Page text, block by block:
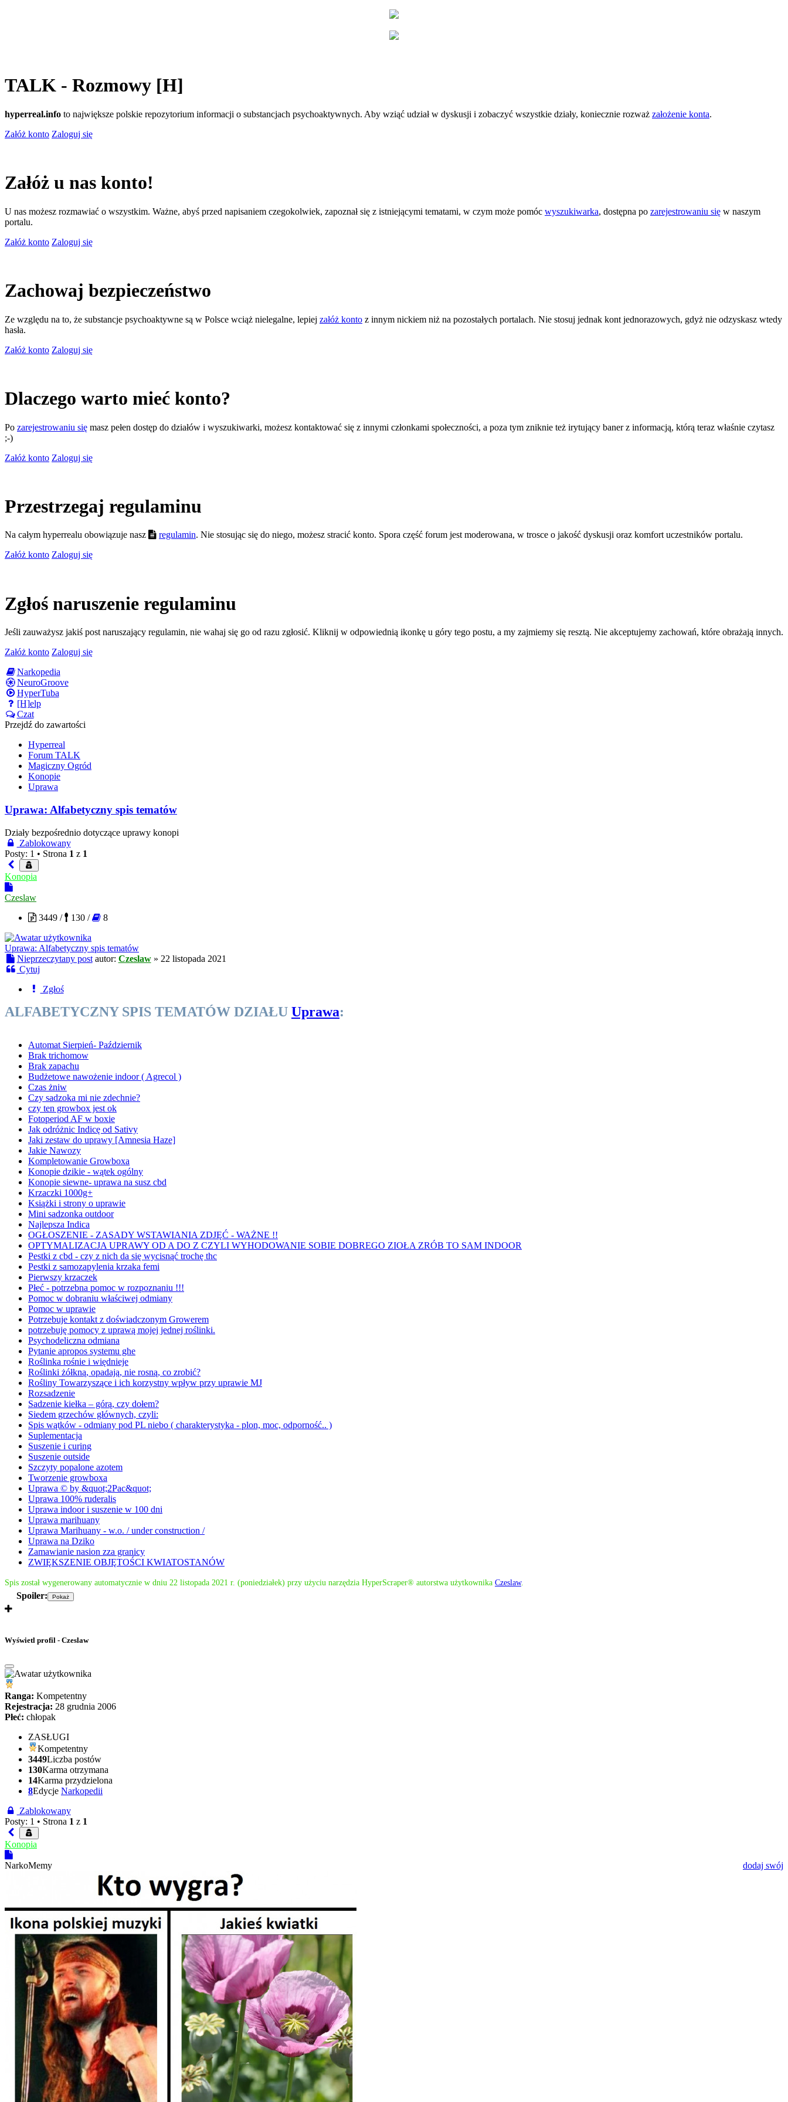
TALK - Rozmowy [H]
hyperreal.info to największe polskie repozytorium informacji o substancjach psychoaktywnych. Aby wziąć udział w dyskusji i zobaczyć wszystkie działy, koniecznie rozważ założenie konta.
Załóż konto Zaloguj się
Załóż u nas konto!
U nas możesz rozmawiać o wszystkim. Ważne, abyś przed napisaniem czegokolwiek, zapoznał się z istniejącymi tematami, w czym może pomóc wyszukiwarka, dostępna po zarejestrowaniu się w naszym
portalu.
Załóż konto Zaloguj się
Zachowaj bezpieczeństwo
Ze względu na to, że substancje psychoaktywne są w Polsce wciąż nielegalne, lepiej załóż konto z innym nickiem niż na pozostałych portalach. Nie stosuj jednak kont jednorazowych, gdyż nie odzyskasz wtedy
hasła.
Załóż konto Zaloguj się
Dlaczego warto mieć konto?
Po zarejestrowaniu się masz pełen dostęp do działów i wyszukiwarki, możesz kontaktować się z innymi członkami społeczności, a poza tym zniknie też irytujący baner z informacją, którą teraz właśnie czytasz
;-)
Załóż konto Zaloguj się
Przestrzegaj regulaminu
Na całym hyperrealu obowiązuje nasz regulamin. Nie stosując się do niego, możesz stracić konto. Spora część forum jest moderowana, w trosce o jakość dyskusji oraz komfort uczestników portalu.
Załóż konto Zaloguj się
Zgłoś naruszenie regulaminu
Jeśli zauważysz jakiś post naruszający regulamin, nie wahaj się go od razu zgłosić. Kliknij w odpowiednią ikonkę u góry tego postu, a my zajmiemy się resztą. Nie akceptujemy zachowań, które obrażają innych.
Załóż konto Zaloguj się
Narkopedia
NeuroGroove
HyperTuba
[H]elp
Czat
Przejdź do zawartości
Hyperreal
Forum TALK
Magiczny Ogród
Konopie
Uprawa
Uprawa: Alfabetyczny spis tematów
Działy bezpośrednio dotyczące uprawy konopi
Zablokowany
Posty: 1 • Strona 1 z 1
Konopia
Czeslaw
3449 /
130 / 8
Uprawa: Alfabetyczny spis tematów
Nieprzeczytany post autor: Czeslaw» 22 listopada 2021
Cytuj
Zgłoś
ALFABETYCZNY SPIS TEMATÓW DZIAŁU Uprawa:
Automat Sierpień- Październik
Brak trichomow
Brak zapachu
Budżetowe nawożenie indoor ( Agrecol )
Czas żniw
Czy sadzoka mi nie zdechnie?
czy ten growbox jest ok
Fotoperiod AF w boxie
Jak odróżnic Indicę od Sativy
Jaki zestaw do uprawy [Amnesia Haze]
Jakie Nawozy
Kompletowanie Growboxa
Konopie dzikie - wątek ogólny
Konopie siewne- uprawa na susz cbd
Krzaczki 1000g+
Książki i strony o uprawie
Mini sadzonka outdoor
Najlepsza Indica
OGŁOSZENIE - ZASADY WSTAWIANIA ZDJĘĆ - WAŻNE !!
OPTYMALIZACJA UPRAWY OD A DO Z CZYLI WYHODOWANIE SOBIE DOBREGO ZIOŁA ZRÓB TO SAM INDOOR
Pestki z cbd - czy z nich da się wycisnąć trochę thc
Pestki z samozapylenia krzaka femi
Pierwszy krzaczek
Płeć - potrzebna pomoc w rozpoznaniu !!!
Pomoc w dobraniu właściwej odmiany
Pomoc w uprawie
Potrzebuje kontakt z doświadczonym Growerem
potrzebuję pomocy z uprawą mojej jednej roślinki.
Psychodeliczna odmiana
Pytanie apropos systemu ghe
Roślinka rośnie i więdnieje
Roślinki żółkną, opadają, nie rosną, co zrobić?
Rośliny Towarzyszące i ich korzystny wpływ przy uprawie MJ
Rozsadzenie
Sadzenie kiełka – górą, czy dołem?
Siedem grzechów głównych, czyli:
Spis wątków - odmiany pod PL niebo ( charakterystyka - plon, moc, odporność.. )
Suplementacja
Suszenie i curing
Suszenie outside
Szczyty popalone azotem
Tworzenie growboxa
Uprawa © by &quot;2Pac&quot;
Uprawa 100% ruderalis
Uprawa indoor i suszenie w 100 dni
Uprawa marihuany
Uprawa Marihuany - w.o. / under construction /
Uprawa na Dziko
Zamawianie nasion zza granicy
ZWIĘKSZENIE OBJĘTOŚCI KWIATOSTANÓW
Spis został wygenerowany automatycznie w dniu 22 listopada 2021 r. (poniedziałek) przy użyciu narzędzia HyperScraper® autorstwa użytkownika Czeslaw.
Spoiler:
Wyświetl profil - Czeslaw
Ranga: Kompetentny
Rejestracja: 28 grudnia 2006
Płeć: chłopak
ZASŁUGI
Kompetentny
3449Liczba postów
130Karma otrzymana
14Karma przydzielona
8Edycje Narkopedii
Zablokowany
Posty: 1 • Strona 1 z 1
Konopia
NarkoMemy dodaj swój